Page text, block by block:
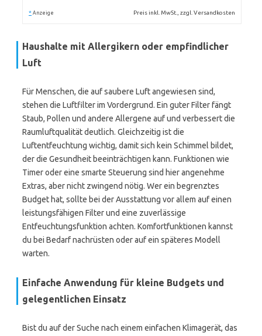
* Anzeige Preis inkl. MwSt., zzgl. Versandkosten
Haushalte mit Allergikern oder empfindlicher
Luft
Für Menschen, die auf saubere Luft angewiesen sind,
stehen die Luftfilter im Vordergrund. Ein guter Filter fängt
Staub, Pollen und andere Allergene auf und verbessert die
Raumluftqualität deutlich. Gleichzeitig ist die
Luftentfeuchtung wichtig, damit sich kein Schimmel bildet,
der die Gesundheit beeinträchtigen kann. Funktionen wie
Timer oder eine smarte Steuerung sind hier angenehme
Extras, aber nicht zwingend nötig. Wer ein begrenztes
Budget hat, sollte bei der Ausstattung vor allem auf einen
leistungsfähigen Filter und eine zuverlässige
Entfeuchtungsfunktion achten. Komfortfunktionen kannst
du bei Bedarf nachrüsten oder auf ein späteres Modell
warten.
Einfache Anwendung für kleine Budgets und
gelegentlichen Einsatz
Bist du auf der Suche nach einem einfachen Klimagerät, das